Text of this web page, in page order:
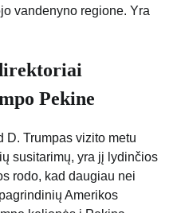
vandenyno regione. Yra
Pekine
D. Trumpas vizito metu
susitarimų, yra jį lydinčios
rodo, kad daugiau nei
Amerikos